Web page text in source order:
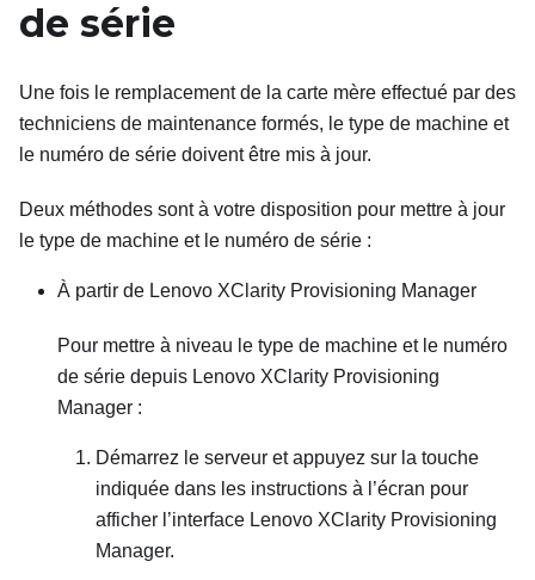
de série
Une fois le remplacement de la carte mère effectué par des
techniciens de maintenance formés, le type de machine et
le numéro de série doivent être mis à jour.
Deux méthodes sont à votre disposition pour mettre à jour
le type de machine et le numéro de série :
À partir de Lenovo XClarity Provisioning Manager
Pour mettre à niveau le type de machine et le numéro
de série depuis Lenovo XClarity Provisioning
Manager :
Démarrez le serveur et appuyez sur la touche
indiquée dans les instructions à l’écran pour
afficher l’interface Lenovo XClarity Provisioning
Manager.